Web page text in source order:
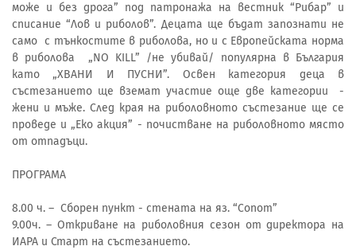
може и без дрога” под патронажа на вестник “Рибар” и
списание “Лов и риболов”. Децата ще бъдат запознати не
само с тънкостите в риболова, но и с Европейската норма
в риболова „NO KILL” /не убивай/ популярна в България
като „ХВАНИ И ПУСНИ”. Освен категория деца в
състезанието ще вземат участие още две категории -
жени и мъже. След края на риболовното състезание ще се
проведе и „Еко акция” - почистване на риболовното място
от отпадъци.
ПРОГРАМА
8.00 ч. – Сборен пункт - стената на яз. “Сопот”
9.00ч. – Откриване на риболовния сезон от директора на
ИАРА и Старт на състезанието.